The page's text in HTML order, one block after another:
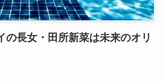
長女・田所新菜は未来のオリ